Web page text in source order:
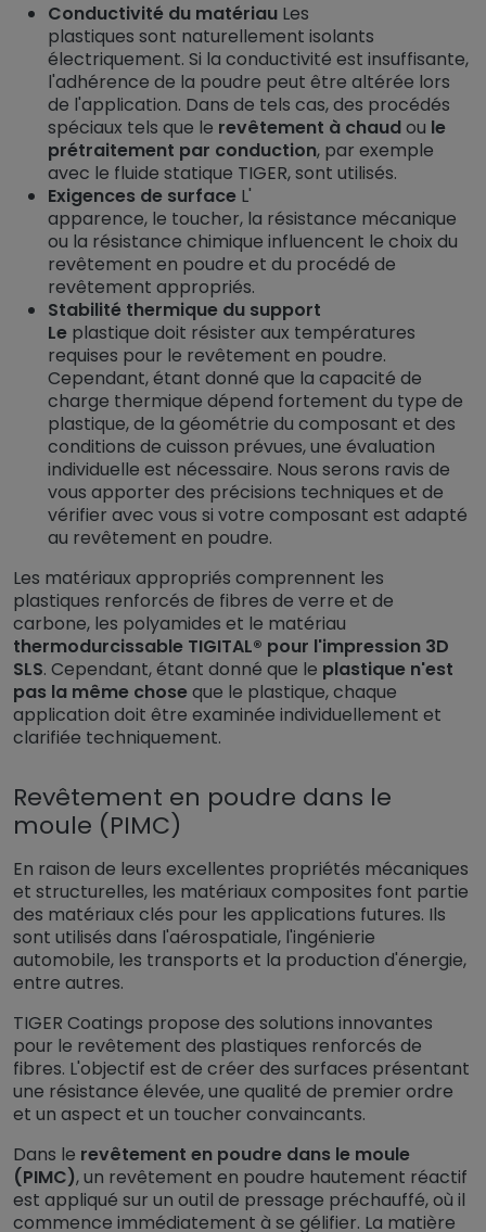
Conductivité du matériau Les
plastiques sont naturellement isolants
électriquement. Si la conductivité est insuffisante,
l'adhérence de la poudre peut être altérée lors
de l'application. Dans de tels cas, des procédés
spéciaux tels que le revêtement à chaudou le
prétraitement par conduction, par exemple
avec le fluide statique TIGER, sont utilisés.
Exigences de surface L'
apparence, le toucher, la résistance mécanique
ou la résistance chimique influencent le choix du
revêtement en poudre et du procédé de
revêtement appropriés.
Stabilité thermique du support
Le plastique doit résister aux températures
requises pour le revêtement en poudre.
Cependant, étant donné que la capacité de
charge thermique dépend fortement du type de
plastique, de la géométrie du composant et des
conditions de cuisson prévues, une évaluation
individuelle est nécessaire. Nous serons ravis de
vous apporter des précisions techniques et de
vérifier avec vous si votre composant est adapté
au revêtement en poudre.
Les matériaux appropriés comprennent les
plastiques renforcés de fibres de verre et de
carbone, les polyamides et le matériau
thermodurcissable TIGITAL® pour l'impression 3D
SLS. Cependant, étant donné que le plastique n'est
pas la même choseque le plastique, chaque
application doit être examinée individuellement et
clarifiée techniquement.
Revêtement en poudre dans le
moule (PIMC)
En raison de leurs excellentes propriétés mécaniques
et structurelles, les matériaux composites font partie
des matériaux clés pour les applications futures. Ils
sont utilisés dans l'aérospatiale, l'ingénierie
automobile, les transports et la production d'énergie,
entre autres.
TIGER Coatings propose des solutions innovantes
pour le revêtement des plastiques renforcés de
fibres. L'objectif est de créer des surfaces présentant
une résistance élevée, une qualité de premier ordre
et un aspect et un toucher convaincants.
Dans le revêtement en poudre dans le moule
(PIMC), un revêtement en poudre hautement réactif
est appliqué sur un outil de pressage préchauffé, où il
commence immédiatement à se gélifier. La matière